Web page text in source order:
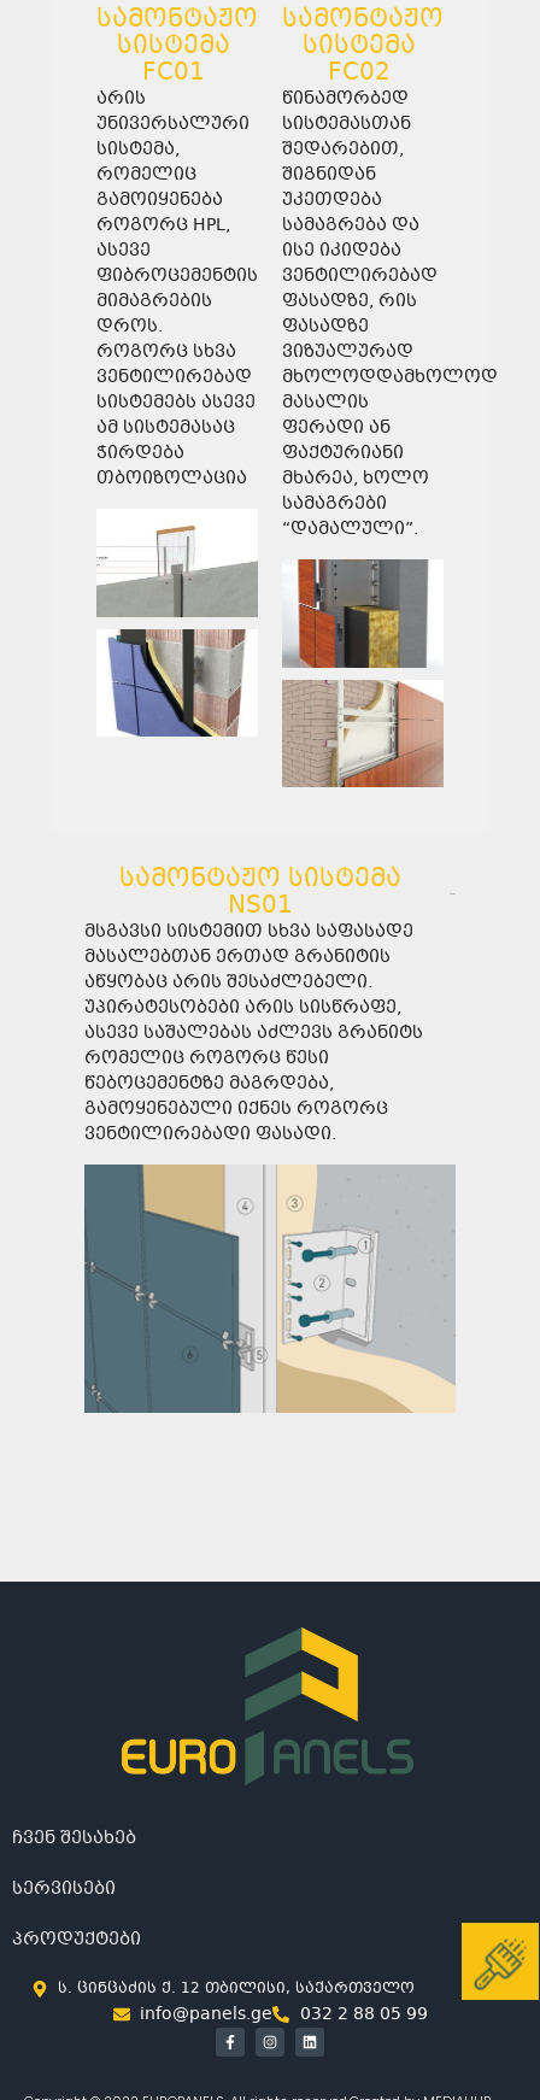
სამონტაჟო
სისტემა
FC01
არის
უნივერსალური
სისტემა,
რომელიც
გამოიყენება
როგორც HPL,
ასევე
ფიბროცემენტის
მიმაგრების
დროს.
როგორც სხვა
ვენტილირებად
სისტემებს ასევე
ამ სისტემასაც
ჭირდება
თბოიზოლაცია
სამონტაჟო
სისტემა
FC02
წინამორბედ
სისტემასთან
შედარებით,
შიგნიდან
უკეთდება
სამაგრება და
ისე იკიდება
ვენტილირებად
ფასადზე, რის
ფასადზე
ვიზუალურად
მხოლოდდამხოლოდ
მასალის
ფერადი ან
ფაქტურიანი
მხარეა, ხოლო
სამაგრები
“დამალული”.
სამონტაჟო სისტემა
NS01
მსგავსი სისტემით სხვა საფასადე
მასალებთან ერთად გრანიტის
აწყობაც არის შესაძლებელი.
უპირატესობები არის სისწრაფე,
ასევე საშალებას აძლევს გრანიტს
რომელიც როგორც წესი
წებოცემენტზე მაგრდება,
გამოყენებული იქნეს როგორც
ვენტილირებადი ფასადი.
ჩვენ შესახებ
სერვისები
პროდუქტები
ს. ცინცაძის ქ. 12 თბილისი, საქართველო
info@panels.ge 032 2 88 05 99